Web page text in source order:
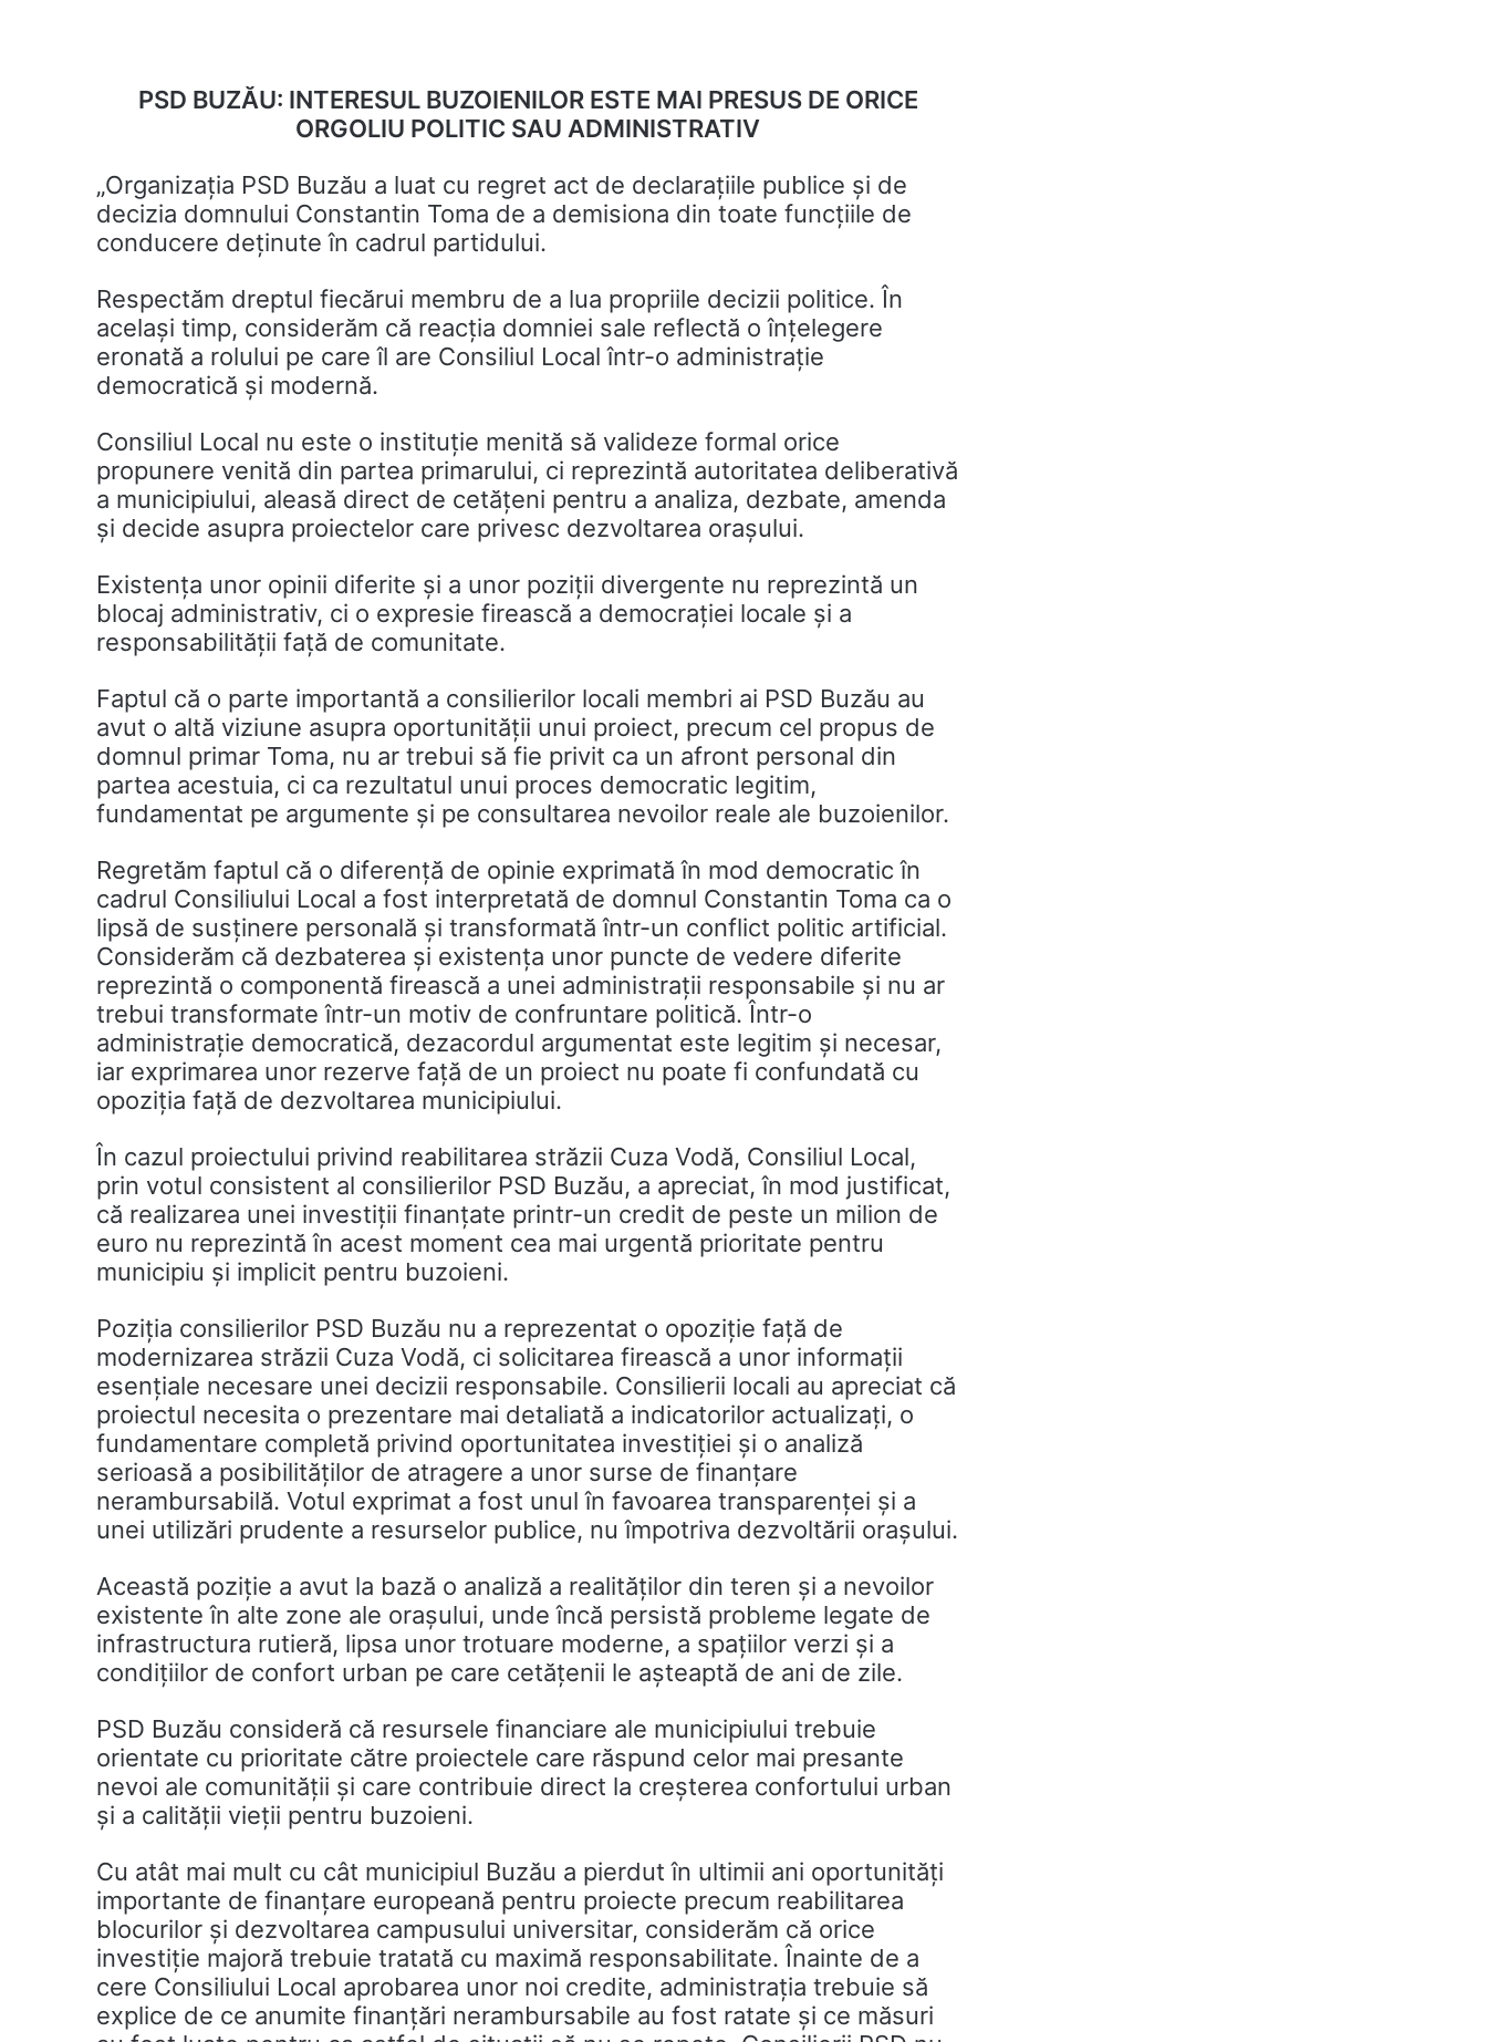
PSD BUZĂU: INTERESUL BUZOIENILOR ESTE MAI PRESUS DE ORICE
ORGOLIU POLITIC SAU ADMINISTRATIV
„Organizația PSD Buzău a luat cu regret act de declarațiile publice și de
decizia domnului Constantin Toma de a demisiona din toate funcțiile de
conducere deținute în cadrul partidului.
Respectăm dreptul fiecărui membru de a lua propriile decizii politice. În
același timp, considerăm că reacția domniei sale reflectă o înțelegere
eronată a rolului pe care îl are Consiliul Local într-o administrație
democratică și modernă.
Consiliul Local nu este o instituție menită să valideze formal orice
propunere venită din partea primarului, ci reprezintă autoritatea deliberativă
a municipiului, aleasă direct de cetățeni pentru a analiza, dezbate, amenda
și decide asupra proiectelor care privesc dezvoltarea orașului.
Existența unor opinii diferite și a unor poziții divergente nu reprezintă un
blocaj administrativ, ci o expresie firească a democrației locale și a
responsabilității față de comunitate.
Faptul că o parte importantă a consilierilor locali membri ai PSD Buzău au
avut o altă viziune asupra oportunității unui proiect, precum cel propus de
domnul primar Toma, nu ar trebui să fie privit ca un afront personal din
partea acestuia, ci ca rezultatul unui proces democratic legitim,
fundamentat pe argumente și pe consultarea nevoilor reale ale buzoienilor.
Regretăm faptul că o diferență de opinie exprimată în mod democratic în
cadrul Consiliului Local a fost interpretată de domnul Constantin Toma ca o
lipsă de susținere personală și transformată într-un conflict politic artificial.
Considerăm că dezbaterea și existența unor puncte de vedere diferite
reprezintă o componentă firească a unei administrații responsabile și nu ar
trebui transformate într-un motiv de confruntare politică. Într-o
administrație democratică, dezacordul argumentat este legitim și necesar,
iar exprimarea unor rezerve față de un proiect nu poate fi confundată cu
opoziția față de dezvoltarea municipiului.
În cazul proiectului privind reabilitarea străzii Cuza Vodă, Consiliul Local,
prin votul consistent al consilierilor PSD Buzău, a apreciat, în mod justificat,
că realizarea unei investiții finanțate printr-un credit de peste un milion de
euro nu reprezintă în acest moment cea mai urgentă prioritate pentru
municipiu şi implicit pentru buzoieni.
Poziția consilierilor PSD Buzău nu a reprezentat o opoziție față de
modernizarea străzii Cuza Vodă, ci solicitarea firească a unor informații
esențiale necesare unei decizii responsabile. Consilierii locali au apreciat că
proiectul necesita o prezentare mai detaliată a indicatorilor actualizați, o
fundamentare completă privind oportunitatea investiției și o analiză
serioasă a posibilităților de atragere a unor surse de finanțare
nerambursabilă. Votul exprimat a fost unul în favoarea transparenței și a
unei utilizări prudente a resurselor publice, nu împotriva dezvoltării orașului.
Această poziție a avut la bază o analiză a realităților din teren și a nevoilor
existente în alte zone ale orașului, unde încă persistă probleme legate de
infrastructura rutieră, lipsa unor trotuare moderne, a spațiilor verzi și a
condițiilor de confort urban pe care cetățenii le așteaptă de ani de zile.
PSD Buzău consideră că resursele financiare ale municipiului trebuie
orientate cu prioritate către proiectele care răspund celor mai presante
nevoi ale comunității și care contribuie direct la creșterea confortului urban
şi a calității vieții pentru buzoieni.
Cu atât mai mult cu cât municipiul Buzău a pierdut în ultimii ani oportunități
importante de finanțare europeană pentru proiecte precum reabilitarea
blocurilor și dezvoltarea campusului universitar, considerăm că orice
investiție majoră trebuie tratată cu maximă responsabilitate. Înainte de a
cere Consiliului Local aprobarea unor noi credite, administrația trebuie să
explice de ce anumite finanțări nerambursabile au fost ratate și ce măsuri